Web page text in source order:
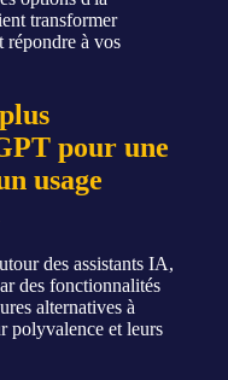
pour une
usage
des assistants IA,
des fonctionnalités
alternatives à
polyvalence et leurs